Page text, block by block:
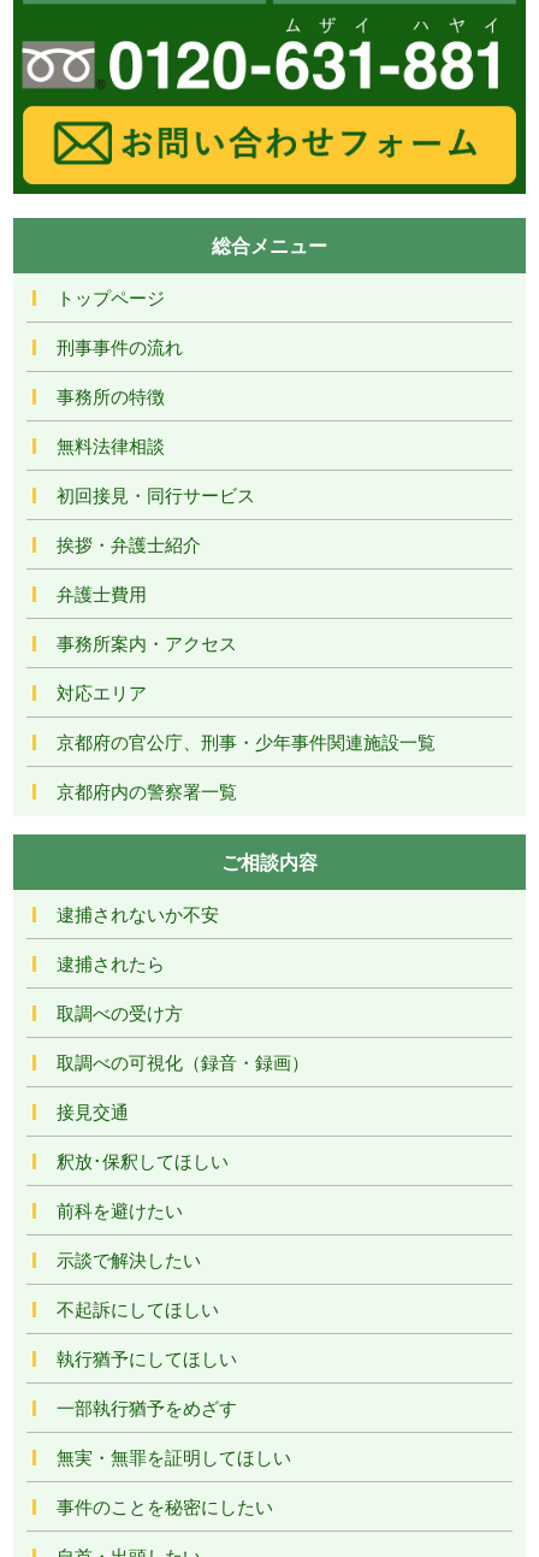
総合メニュー
トップページ
刑事事件の流れ
事務所の特徴
無料法律相談
初回接見・同行サービス
挨拶・弁護士紹介
弁護士費用
事務所案内・アクセス
対応エリア
京都府の官公庁、刑事・少年事件関連施設一覧
京都府内の警察署一覧
ご相談内容
逮捕されないか不安
逮捕されたら
取調べの受け方
取調べの可視化（録音・録画）
接見交通
釈放･保釈してほしい
前科を避けたい
示談で解決したい
不起訴にしてほしい
執行猶予にしてほしい
一部執行猶予をめざす
無実・無罪を証明してほしい
事件のことを秘密にしたい